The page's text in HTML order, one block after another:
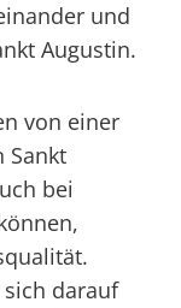
und
Augustin.
von einer
Sankt
bei
darauf